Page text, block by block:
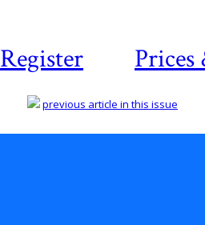
Register
previous article in this issue